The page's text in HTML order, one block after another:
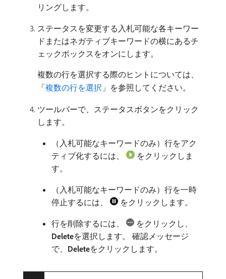
リングします。
ステータスを変更する入札可能な各キーワー
ドまたはネガティブキーワードの横にあるチ
ェックボックスをオンにします。
複数の行を選択する際のヒントについては、
「複数の行を選択 」を参照してください。
ツールバーで、ステータスボタンをクリック
します。
（入札可能なキーワードのみ）行をアク
ティブ化するには、
をクリックしま
す。
（入札可能なキーワードのみ）行を一時
停止するには、
をクリックします。
行を削除するには、
をクリックし、
Delete​を選択します。 確認メッセージ
で、 Delete​をクリックします。